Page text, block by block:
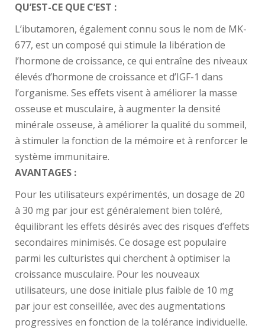
QU’EST-CE QUE C’EST :
L’ibutamoren, également connu sous le nom de MK-
677, est un composé qui stimule la libération de
l’hormone de croissance, ce qui entraîne des niveaux
élevés d’hormone de croissance et d’IGF-1 dans
l’organisme. Ses effets visent à améliorer la masse
osseuse et musculaire, à augmenter la densité
minérale osseuse, à améliorer la qualité du sommeil,
à stimuler la fonction de la mémoire et à renforcer le
système immunitaire.
AVANTAGES :
Pour les utilisateurs expérimentés, un dosage de 20
à 30 mg par jour est généralement bien toléré,
équilibrant les effets désirés avec des risques d’effets
secondaires minimisés. Ce dosage est populaire
parmi les culturistes qui cherchent à optimiser la
croissance musculaire. Pour les nouveaux
utilisateurs, une dose initiale plus faible de 10 mg
par jour est conseillée, avec des augmentations
progressives en fonction de la tolérance individuelle.